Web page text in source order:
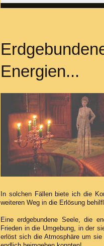
Energien...
In solchen Fällen biete ich die
weiteren Weg in die Erlösung
Eine erdgebundene Seele, die
Frieden in die Umgebung, in der
erlöst sich die Atmosphäre um